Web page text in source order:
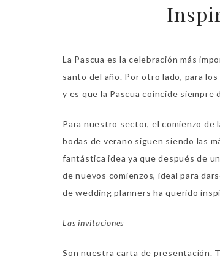
La Pascua es la celebración más
santo del año. Por otro lado, para
y es que la Pascua coincide siempre
Para nuestro sector, el comienzo de
bodas de verano siguen siendo las
fantástica idea ya que después de
de nuevos comienzos, ideal para
de wedding planners ha querido
Las invitaciones
Son nuestra carta de presentación.